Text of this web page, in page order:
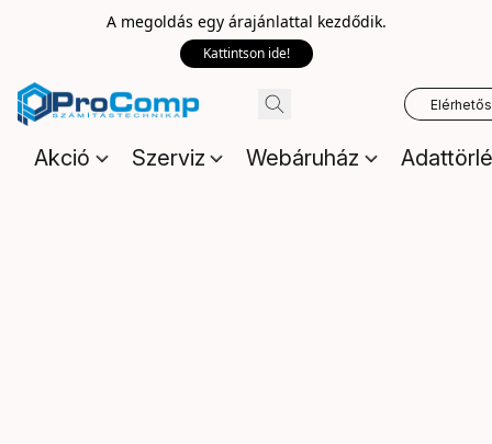
A megoldás egy árajánlattal kezdődik.
Kattintson ide!
Akció Szerviz Webáruház